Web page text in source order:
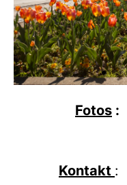
Fotos :
Kontakt :